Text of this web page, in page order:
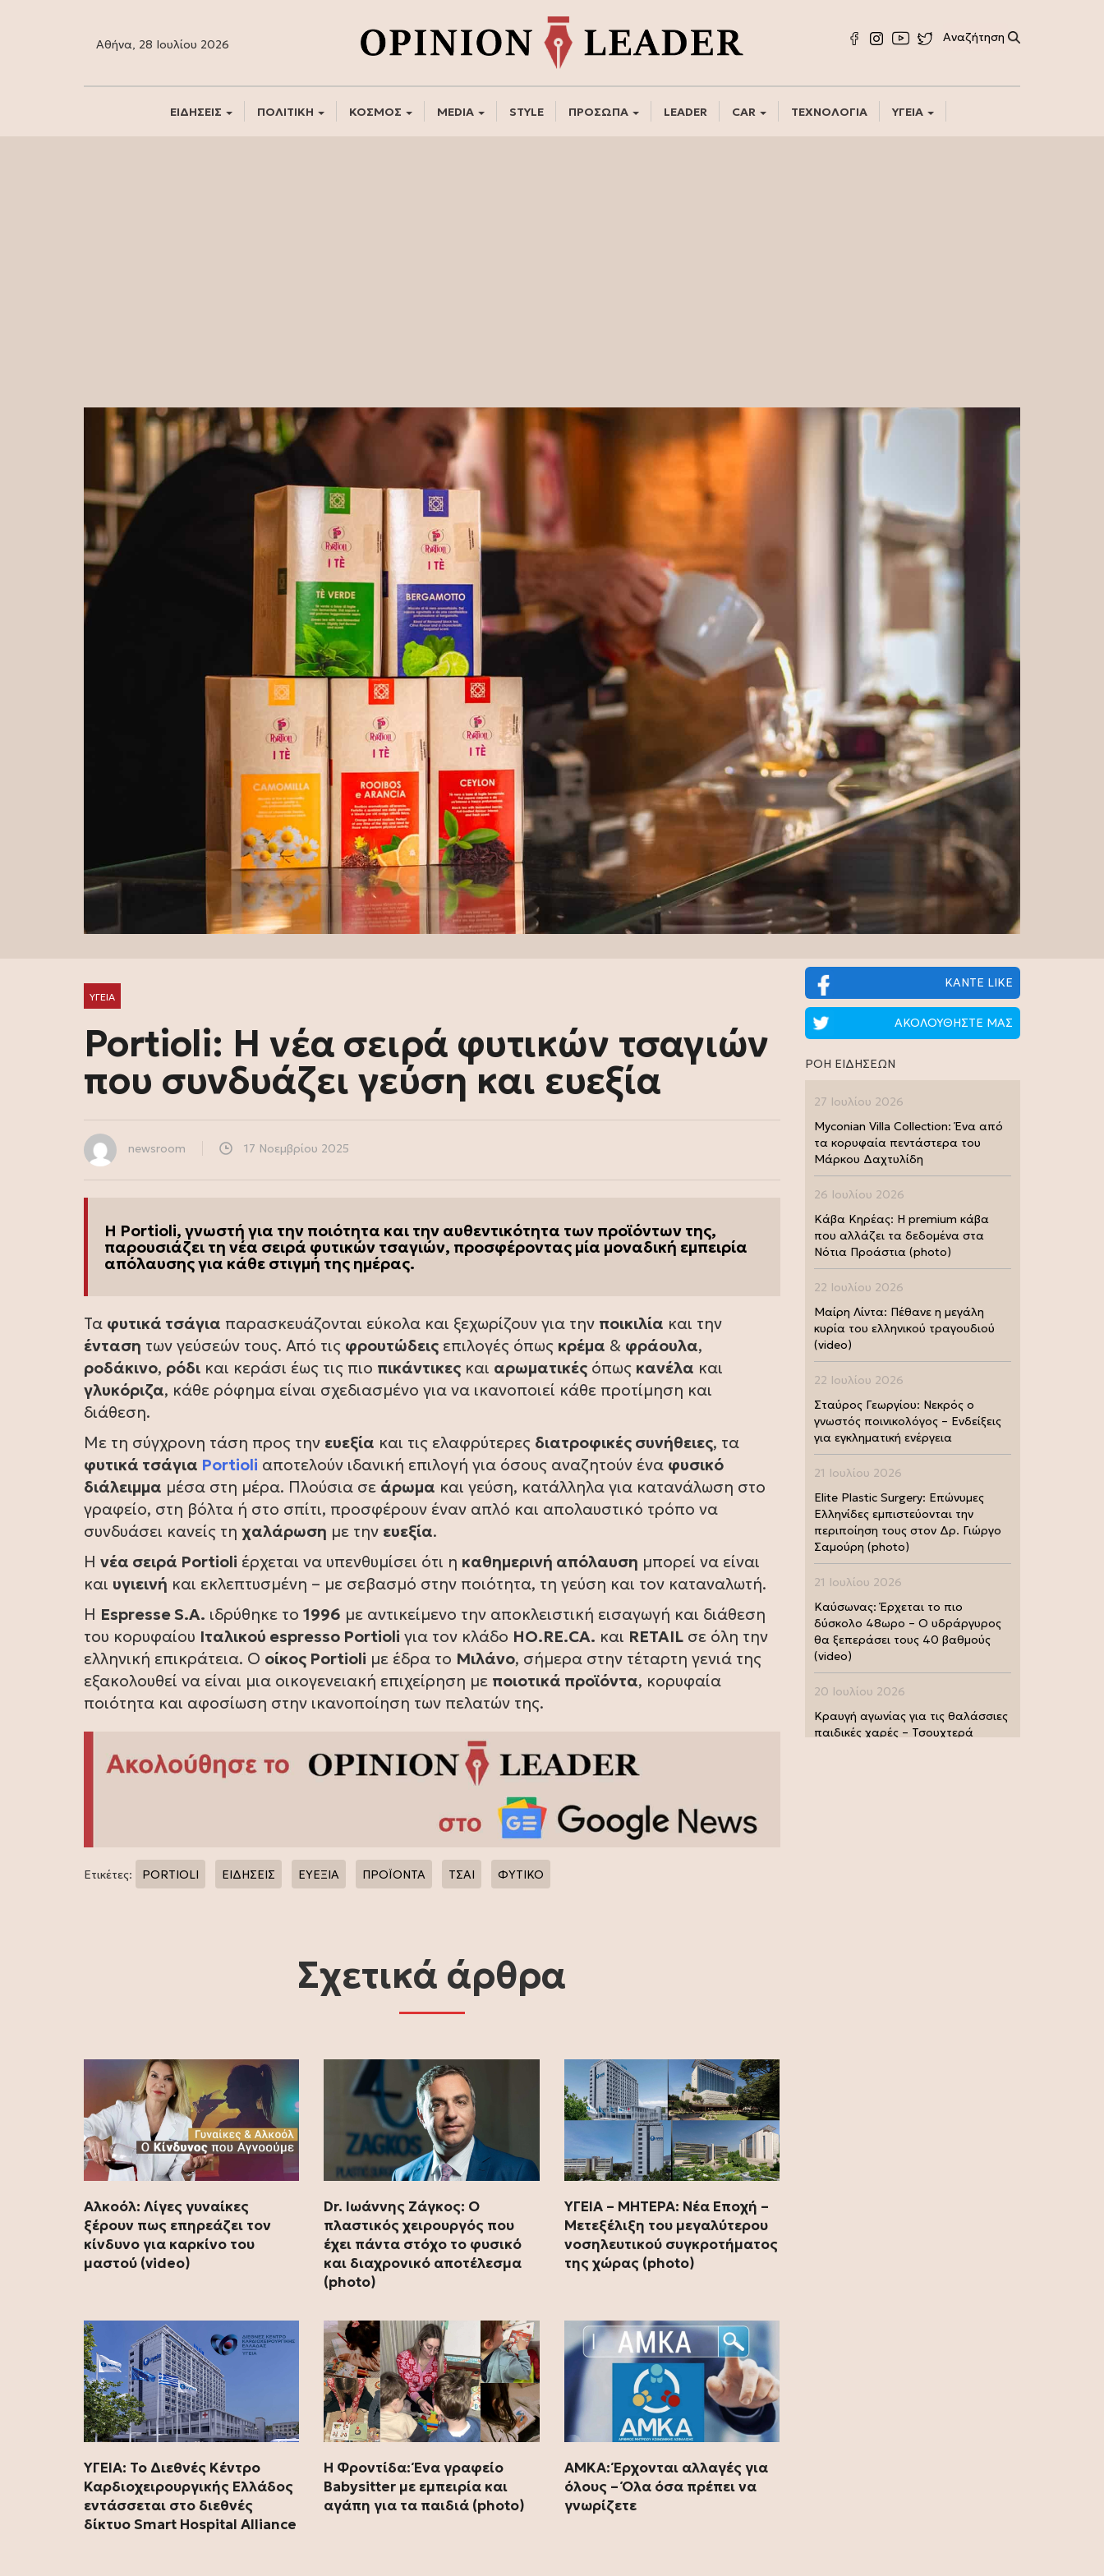
Αθήνα, 28 Ιουλίου 2026
ΕΙΔΗΣΕΙΣ ΠΟΛΙΤΙΚΗ ΚΟΣΜΟΣ MEDIA STYLE ΠΡΟΣΩΠΑ LEADER CAR ΤΕΧΝΟΛΟΓΙΑ ΥΓΕΙΑ
ΥΓΕΙΑ
Portioli: Η νέα σειρά φυτικών τσαγιών
που συνδυάζει γεύση και ευεξία
newsroom 17 Νοεμβρίου 2025
Η Portioli, γνωστή για την ποιότητα και την αυθεντικότητα των προϊόντων της,
παρουσιάζει τη νέα σειρά φυτικών τσαγιών, προσφέροντας μία μοναδική εμπειρία
απόλαυσης για κάθε στιγμή της ημέρας.
Τα φυτικά τσάγια παρασκευάζονται εύκολα και ξεχωρίζουν για την ποικιλία και την
ένταση των γεύσεών τους. Από τις φρουτώδεις επιλογές όπως κρέμα & φράουλα,
ροδάκινο, ρόδι και κεράσι έως τις πιο πικάντικες και αρωματικές όπως κανέλα και
γλυκόριζα, κάθε ρόφημα είναι σχεδιασμένο για να ικανοποιεί κάθε προτίμηση και
διάθεση.
Με τη σύγχρονη τάση προς την ευεξία και τις ελαφρύτερες διατροφικές συνήθειες, τα
φυτικά τσάγια Portioli αποτελούν ιδανική επιλογή για όσους αναζητούν ένα φυσικό
διάλειμμα μέσα στη μέρα. Πλούσια σε άρωμα και γεύση, κατάλληλα για κατανάλωση στο
γραφείο, στη βόλτα ή στο σπίτι, προσφέρουν έναν απλό και απολαυστικό τρόπο να
συνδυάσει κανείς τη χαλάρωση με την ευεξία.
Η νέα σειρά Portioli έρχεται να υπενθυμίσει ότι η καθημερινή απόλαυση μπορεί να είναι
και υγιεινή και εκλεπτυσμένη – με σεβασμό στην ποιότητα, τη γεύση και τον καταναλωτή.
Η Espresse S.A. ιδρύθηκε το 1996 με αντικείμενο την αποκλειστική εισαγωγή και διάθεση
του κορυφαίου Ιταλικού espresso Portioli για τον κλάδο HO.RE.CA. και RETAIL σε όλη την
ελληνική επικράτεια. Ο οίκος Portioli με έδρα το Μιλάνο, σήμερα στην τέταρτη γενιά της
εξακολουθεί να είναι μια οικογενειακή επιχείρηση με ποιοτικά προϊόντα, κορυφαία
ποιότητα και αφοσίωση στην ικανοποίηση των πελατών της.
Ετικέτες: PORTIOLI ΕΙΔΗΣΕΙΣ ΕΥΕΞΙΑ ΠΡΟΪΟΝΤΑ ΤΣΑΙ ΦΥΤΙΚΟ
Σχετικά άρθρα
Αλκοόλ: Λίγες γυναίκες
ξέρουν πως επηρεάζει τον
κίνδυνο για καρκίνο του
μαστού (video)
Dr. Ιωάννης Ζάγκος: Ο
πλαστικός χειρουργός που
έχει πάντα στόχο το φυσικό
και διαχρονικό αποτέλεσμα
(photo)
ΥΓΕΙΑ – ΜΗΤΕΡΑ: Νέα Εποχή –
Μετεξέλιξη του μεγαλύτερου
νοσηλευτικού συγκροτήματος
της χώρας (photo)
ΥΓΕΙΑ: Το Διεθνές Κέντρο
Καρδιοχειρουργικής Ελλάδος
εντάσσεται στο διεθνές
δίκτυο Smart Hospital Alliance
Η Φροντίδα: Ένα γραφείο
Babysitter με εμπειρία και
αγάπη για τα παιδιά (photo)
ΑΜΚΑ: Έρχονται αλλαγές για
όλους – Όλα όσα πρέπει να
γνωρίζετε
ΚΑΝΤΕ LIKE
ΑΚΟΛΟΥΘΗΣΤΕ ΜΑΣ
ΡΟΗ ΕΙΔΗΣΕΩΝ
27 Ιουλίου 2026
Myconian Villa Collection: Ένα από
τα κορυφαία πεντάστερα του
Μάρκου Δαχτυλίδη
26 Ιουλίου 2026
Κάβα Κηρέας: Η premium κάβα
που αλλάζει τα δεδομένα στα
Νότια Προάστια (photo)
22 Ιουλίου 2026
Μαίρη Λίντα: Πέθανε η μεγάλη
κυρία του ελληνικού τραγουδιού
(video)
22 Ιουλίου 2026
Σταύρος Γεωργίου: Νεκρός ο
γνωστός ποινικολόγος – Ενδείξεις
για εγκληματική ενέργεια
21 Ιουλίου 2026
Elite Plastic Surgery: Επώνυμες
Ελληνίδες εμπιστεύονται την
περιποίηση τους στον Δρ. Γιώργο
Σαμούρη (photo)
21 Ιουλίου 2026
Καύσωνας: Έρχεται το πιο
δύσκολο 48ωρο – Ο υδράργυρος
θα ξεπεράσει τους 40 βαθμούς
(video)
20 Ιουλίου 2026
Κραυγή αγωνίας για τις θαλάσσιες
παιδικές χαρές – Τσουχτερά